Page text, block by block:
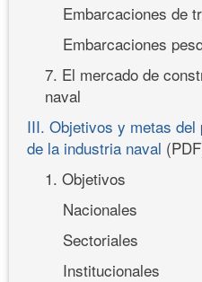
Embarcaciones de
Embarcaciones
7. El mercado de
naval
III. Objetivos y metas del
de la industria naval
1. Objetivos
Nacionales
Sectoriales
Institucionales